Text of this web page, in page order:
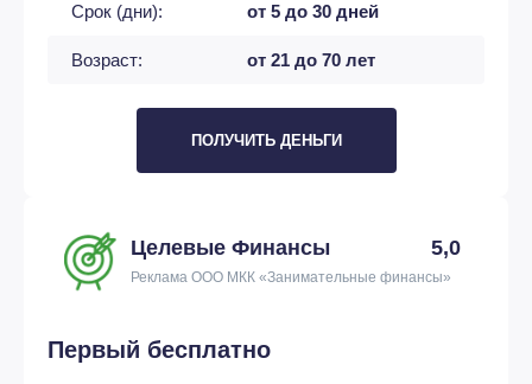
Срок (дни): от 5 до 30 дней
Возраст: от 21 до 70 лет
ПОЛУЧИТЬ ДЕНЬГИ
Целевые Финансы 5,0
Реклама ООО МКК «Занимательные финансы»
Первый бесплатно